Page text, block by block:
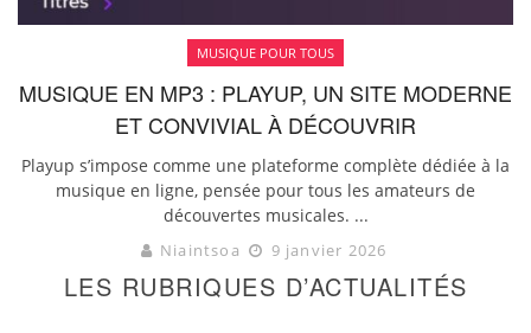
MUSIQUE POUR TOUS
MUSIQUE EN MP3 : PLAYUP, UN SITE MODERNE
ET CONVIVIAL À DÉCOUVRIR
Playup s’impose comme une plateforme complète dédiée à la
musique en ligne, pensée pour tous les amateurs de
découvertes musicales. ...
Niaintsoa 9 janvier 2026
LES RUBRIQUES D’ACTUALITÉS